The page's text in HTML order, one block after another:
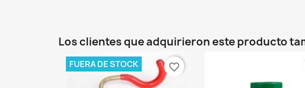
Los clientes que adquirieron este producto
FUERA DE STOCK favorite_border